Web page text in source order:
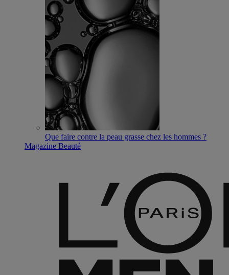
Que faire contre la peau grasse chez les hommes ?
Magazine Beauté